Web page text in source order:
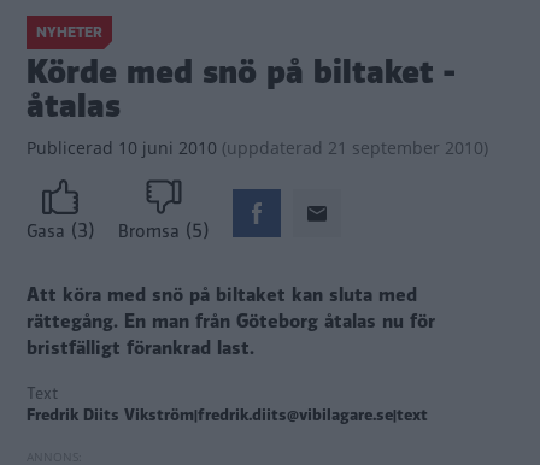
NYHETER
Körde med snö på biltaket -
åtalas
Publicerad 10 juni 2010 (uppdaterad 21 september 2010)
Gasa (3) Bromsa (5)
Att köra med snö på biltaket kan sluta med
rättegång. En man från Göteborg åtalas nu för
bristfälligt förankrad last.
Text
Fredrik Diits Vikström|fredrik.diits@vibilagare.se|text